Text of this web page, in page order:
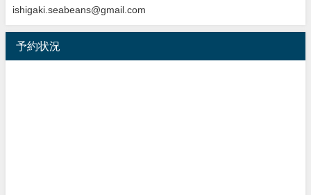
ishigaki.seabeans@gmail.com
予約状況